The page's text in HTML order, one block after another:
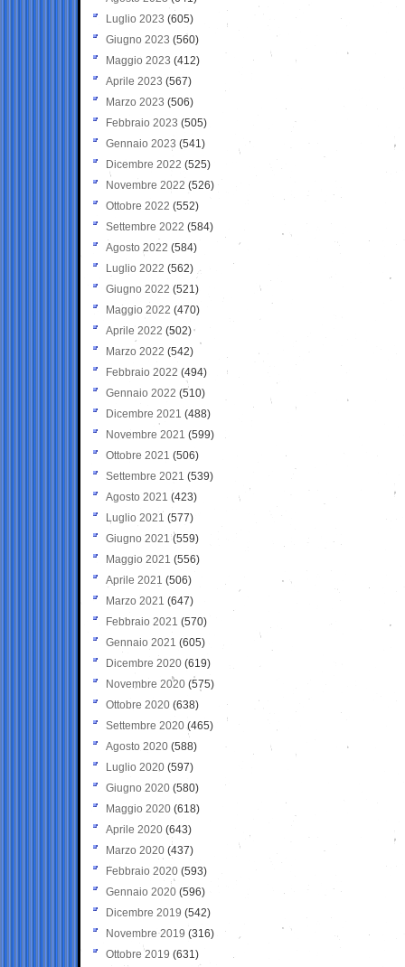
Luglio 2023 (605)
Giugno 2023 (560)
Maggio 2023 (412)
Aprile 2023 (567)
Marzo 2023 (506)
Febbraio 2023 (505)
Gennaio 2023 (541)
Dicembre 2022 (525)
Novembre 2022 (526)
Ottobre 2022 (552)
Settembre 2022 (584)
Agosto 2022 (584)
Luglio 2022 (562)
Giugno 2022 (521)
Maggio 2022 (470)
Aprile 2022 (502)
Marzo 2022 (542)
Febbraio 2022 (494)
Gennaio 2022 (510)
Dicembre 2021 (488)
Novembre 2021 (599)
Ottobre 2021 (506)
Settembre 2021 (539)
Agosto 2021 (423)
Luglio 2021 (577)
Giugno 2021(559)
Maggio 2021 (556)
Aprile 2021 (506)
Marzo 2021 (647)
Febbraio 2021 (570)
Gennaio 2021 (605)
Dicembre 2020 (619)
Novembre 2020 (575)
Ottobre 2020 (638)
Settembre 2020(465)
Agosto 2020 (588)
Luglio 2020 (597)
Giugno 2020 (580)
Maggio 2020 (618)
Aprile 2020 (643)
Marzo 2020 (437)
Febbraio 2020 (593)
Gennaio 2020 (596)
Dicembre 2019 (542)
Novembre 2019 (316)
Ottobre 2019 (631)